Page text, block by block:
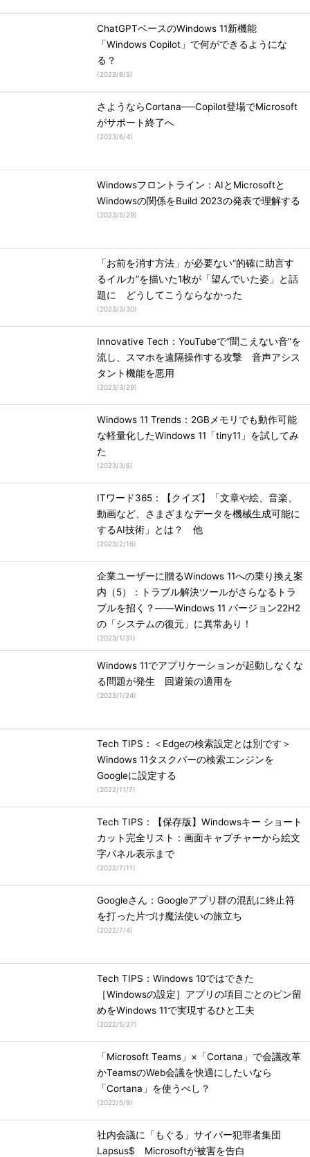
ChatGPTベースのWindows 11新機能
「Windows Copilot」で何ができるようにな
る？
(2023/6/5)
さようならCortana──Copilot登場でMicrosoft
がサポート終了へ
(2023/6/4)
Windowsフロントライン：AIとMicrosoftと
Windowsの関係をBuild 2023の発表で理解する
(2023/5/29)
「お前を消す方法」が必要ない“的確に助言す
るイルカ”を描いた1枚が「望んでいた姿」と話
題に どうしてこうならなかった
(2023/3/30)
Innovative Tech：YouTubeで“聞こえない音”を
流し、スマホを遠隔操作する攻撃 音声アシス
タント機能を悪用
(2023/3/29)
Windows 11 Trends：2GBメモリでも動作可能
な軽量化したWindows 11「tiny11」を試してみ
た
(2023/3/6)
ITワード365：【クイズ】「文章や絵、音楽、
動画など、さまざまなデータを機械生成可能に
するAI技術」とは？ 他
(2023/2/16)
企業ユーザーに贈るWindows 11への乗り換え案
内（5）：トラブル解決ツールがさらなるトラ
ブルを招く？――Windows 11 バージョン22H2
の「システムの復元」に異常あり！
(2023/1/31)
Windows 11でアプリケーションが起動しなくな
る問題が発生 回避策の適用を
(2023/1/24)
Tech TIPS：＜Edgeの検索設定とは別です＞
Windows 11タスクバーの検索エンジンを
Googleに設定する
(2022/11/7)
Tech TIPS：【保存版】Windowsキー ショート
カット完全リスト：画面キャプチャーから絵文
字パネル表示まで
(2022/7/11)
Googleさん：Googleアプリ群の混乱に終止符
を打った片づけ魔法使いの旅立ち
(2022/7/4)
Tech TIPS：Windows 10ではできた
［Windowsの設定］アプリの項目ごとのピン留
めをWindows 11で実現するひと工夫
(2022/5/27)
「Microsoft Teams」×「Cortana」で会議改革
かTeamsのWeb会議を快適にしたいなら
「Cortana」を使うべし？
(2022/5/9)
社内会議に「もぐる」サイバー犯罪者集団
Lapsus$ Microsoftが被害を告白